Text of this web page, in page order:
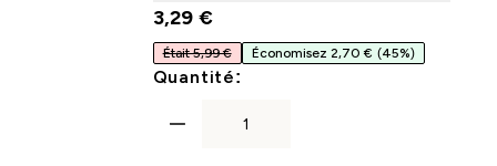
3,29 €‎
Était 5,99 € Économisez 2,70 € (45%)
Quantité: